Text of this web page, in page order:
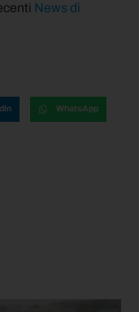
News di
WhatsApp